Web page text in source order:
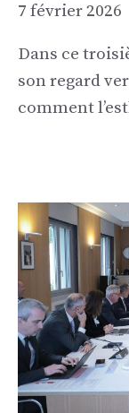
7 février 2026
Dans ce
son regard
comment